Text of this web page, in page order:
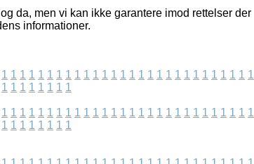
da, men vi kan ikke garantere imod rettelser der
informationer.
1 1 1 1 1 1 1 1 1 1 1 1 1 1 1 1 1 1 1 1 1 1 1 1 1 1 1 1
1 1 1 1 1 1 1 1
1 1 1 1 1 1 1 1 1 1 1 1 1 1 1 1 1 1 1 1 1 1 1 1 1 1 1 1
1 1 1 1 1 1 1 1